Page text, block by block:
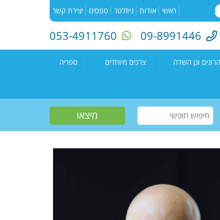
ראשי אודות ניוזלטר טפסים יצירת קשר
09-8991446
053-4911760
וגן השדה
קדימה צורן
צרכים מיוחדים
עמיתים
שווים צעירים
חוגים למיוחדים
ספריה
קטלוג הספריה
הזמנת ספרים
יוצרים מקומיים
"מילה במקום"